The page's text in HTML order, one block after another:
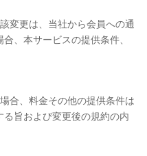
更は、当社から会員への通
、本サービスの提供条件、
、料金その他の提供条件は
旨および変更後の規約の内